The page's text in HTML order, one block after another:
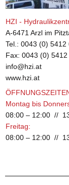
HZI -
A-6471 Arzl im
Tel.: 0043 (0) 5412
Fax: 0043 (0)
info@​hzi.​at
www.​hzi.​at
Mon­tag bis
08:00 – 12:00 //
Frei­tag:
08:00 – 12:00 //